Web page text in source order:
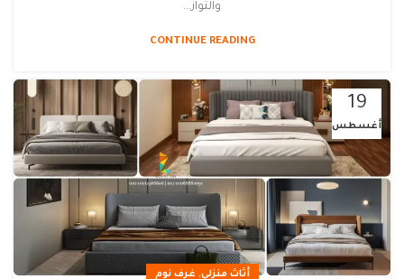
والتواز...
CONTINUE READING
19
أغسطس
أثاث منزلي, غرف نوم